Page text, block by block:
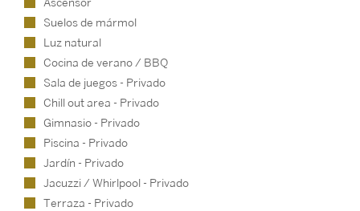
Ascensor
Suelos de mármol
Luz natural
Cocina de verano / BBQ
Sala de juegos - Privado
Chill out area - Privado
Gimnasio - Privado
Piscina - Privado
Jardín - Privado
Jacuzzi / Whirlpool - Privado
Terraza - Privado